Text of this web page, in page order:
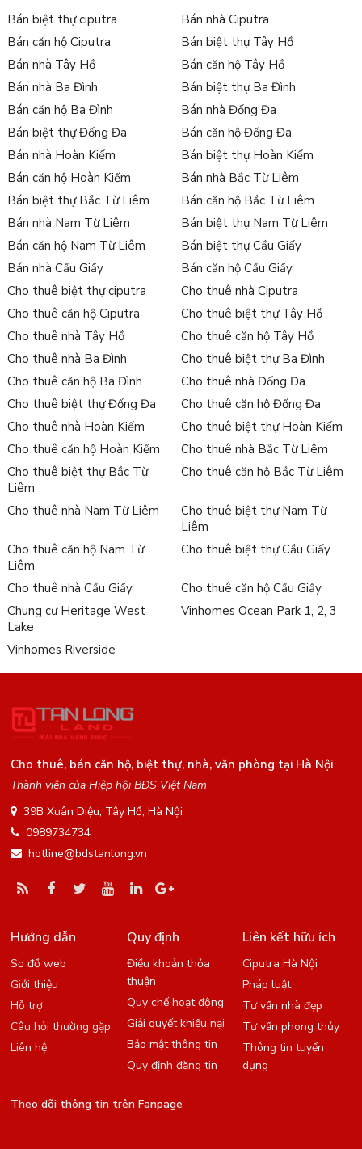
Bán biệt thự ciputra
Bán nhà Ciputra
Bán căn hộ Ciputra
Bán biệt thự Tây Hồ
Bán nhà Tây Hồ
Bán căn hộ Tây Hồ
Bán nhà Ba Đình
Bán biệt thự Ba Đình
Bán căn hộ Ba Đình
Bán nhà Đống Đa
Bán biệt thự Đống Đa
Bán căn hộ Đống Đa
Bán nhà Hoàn Kiếm
Bán biệt thự Hoàn Kiếm
Bán căn hộ Hoàn Kiếm
Bán nhà Bắc Từ Liêm
Bán biệt thự Bắc Từ Liêm
Bán căn hộ Bắc Từ Liêm
Bán nhà Nam Từ Liêm
Bán biệt thự Nam Từ Liêm
Bán căn hộ Nam Từ Liêm
Bán biệt thự Cầu Giấy
Bán nhà Cầu Giấy
Bán căn hộ Cầu Giấy
Cho thuê biệt thự ciputra
Cho thuê nhà Ciputra
Cho thuê căn hộ Ciputra
Cho thuê biệt thự Tây Hồ
Cho thuê nhà Tây Hồ
Cho thuê căn hộ Tây Hồ
Cho thuê nhà Ba Đình
Cho thuê biệt thự Ba Đình
Cho thuê căn hộ Ba Đình
Cho thuê nhà Đống Đa
Cho thuê biệt thự Đống Đa
Cho thuê căn hộ Đống Đa
Cho thuê nhà Hoàn Kiếm
Cho thuê biệt thự Hoàn Kiếm
Cho thuê căn hộ Hoàn Kiếm
Cho thuê nhà Bắc Từ Liêm
Cho thuê biệt thự Bắc Từ
Liêm
Cho thuê căn hộ Bắc Từ Liêm
Cho thuê nhà Nam Từ Liêm
Cho thuê biệt thự Nam Từ
Liêm
Cho thuê căn hộ Nam Từ
Liêm
Cho thuê biệt thự Cầu Giấy
Cho thuê nhà Cầu Giấy
Cho thuê căn hộ Cầu Giấy
Chung cư Heritage West
Lake
Vinhomes Ocean Park 1, 2, 3
Vinhomes Riverside
Cho thuê, bán căn hộ, biệt thự, nhà, văn phòng tại Hà Nội
Thành viên của Hiệp hội BĐS Việt Nam
39B Xuân Diệu, Tây Hồ, Hà Nội
0989734734
hotline@bdstanlong.vn
Hướng dẫn
Sơ đồ web
Giới thiệu
Hỗ trợ
Câu hỏi thường gặp
Liên hệ
Quy định
Điều khoản thỏa
thuận
Quy chế hoạt động
Giải quyết khiếu nại
Bảo mật thông tin
Quy định đăng tin
Liên kết hữu ích
Ciputra Hà Nội
Pháp luật
Tư vấn nhà đẹp
Tư vấn phong thủy
Thông tin tuyển
dụng
Theo dõi thông tin trên Fanpage